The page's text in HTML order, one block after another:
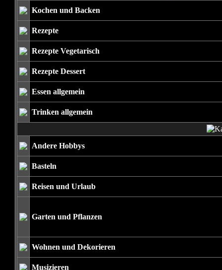
Kochen und Backen
Rezepte
Rezepte Vegetarisch
Rezepte Dessert
Essen allgemein
Trinken allgemein
Andere Hobbys
Basteln
Reisen und Urlaub
Garten und Pflanzen
Wohnen und Dekorieren
Musizieren